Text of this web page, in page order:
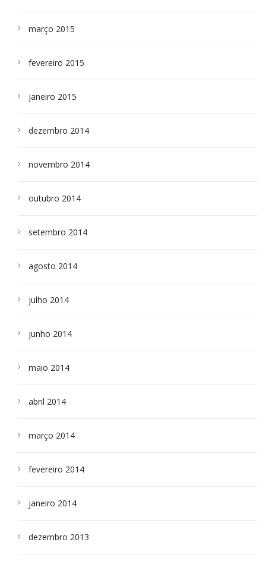
março 2015
fevereiro 2015
janeiro 2015
dezembro 2014
novembro 2014
outubro 2014
setembro 2014
agosto 2014
julho 2014
junho 2014
maio 2014
abril 2014
março 2014
fevereiro 2014
janeiro 2014
dezembro 2013